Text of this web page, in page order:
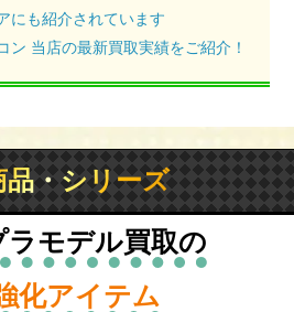
にも紹介されています
ン 当店の最新買取実績をご紹介！
品・シリーズ
ラモデル買取の
化アイテム